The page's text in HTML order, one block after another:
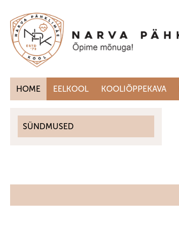
HOME EELKOOL KOOLIÕPPEKAVA
SÜNDMUSED